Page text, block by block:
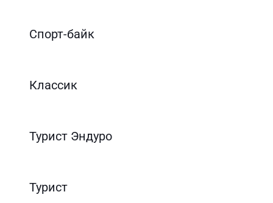
Спорт-байк
Классик
Турист Эндуро
Турист